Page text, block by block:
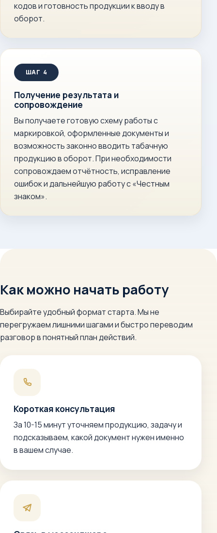
кодов и готовность продукции к вводу в
оборот.
Получение результата и
сопровождение
Вы получаете готовую схему работы с
маркировкой, оформленные документы и
возможность законно вводить табачную
продукцию в оборот. При необходимости
сопровождаем отчётность, исправление
ошибок и дальнейшую работу с «Честным
знаком».
Как можно начать работу
Выбирайте удобный формат старта. Мы не
перегружаем лишними шагами и быстро переводим
разговор в понятный план действий.
Короткая консультация
За 10-15 минут уточняем продукцию, задачу и
подсказываем, какой документ нужен именно
в вашем случае.